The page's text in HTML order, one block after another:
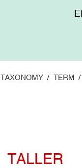
TAXONOMY TERM
TALLER